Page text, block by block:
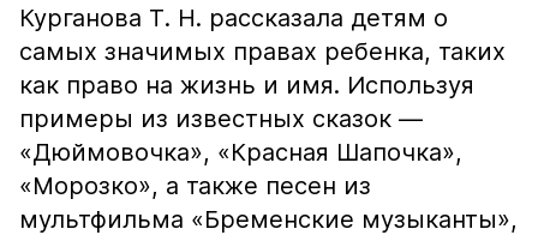
Курганова Т. Н. рассказала детям о
самых значимых правах ребенка, таких
как право на жизнь и имя. Используя
примеры из известных сказок —
«Дюймовочка», «Красная Шапочка»,
«Морозко», а также песен из
мультфильма «Бременские музыканты»,